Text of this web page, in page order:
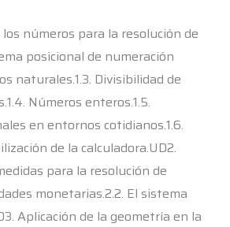
números para la resolución de
posicional de numeración
naturales.1.3. Divisibilidad de
Números enteros.1.5.
en entornos cotidianos.1.6.
de la calculadora.UD2.
para la resolución de
monetarias.2.2. El sistema
Aplicación de la geometría en la